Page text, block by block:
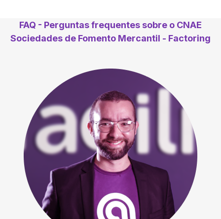
FAQ - Perguntas frequentes sobre o CNAE
Sociedades de Fomento Mercantil - Factoring